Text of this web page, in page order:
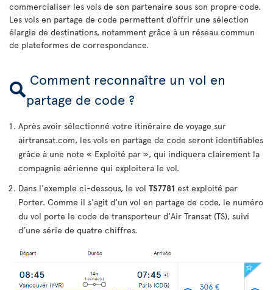
commercialiser les vols de son partenaire sous son propre code.
Les vols en partage de code permettent d’offrir une sélection
élargie de destinations, notamment grâce à un réseau commun
de plateformes de correspondance.
Comment reconnaître un vol en
partage de code ?
Après avoir sélectionné votre itinéraire de voyage sur
airtransat.com, les vols en partage de code seront identifiables
grâce à une note « Exploité par », qui indiquera clairement la
compagnie aérienne qui exploitera le vol.
Dans l'exemple ci-dessous, le vol TS7781 est exploité par
Porter. Comme il s'agit d'un vol en partage de code, le numéro
du vol porte le code de transporteur d'Air Transat (TS), suivi
d’une série de quatre chiffres.